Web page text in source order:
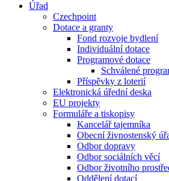
Úřad
Czechpoint
Dotace a granty
Fond rozvoje bydlení
Individuální dotace
Programové dotace
Schválené
Příspěvky z loterií
Elektronická úřední deska
EU projekty
Formuláře a tiskopisy
Kancelář tajemníka
Obecní živnostenský
Odbor dopravy
Odbor sociálních věcí
Odbor životního
Oddělení dotací